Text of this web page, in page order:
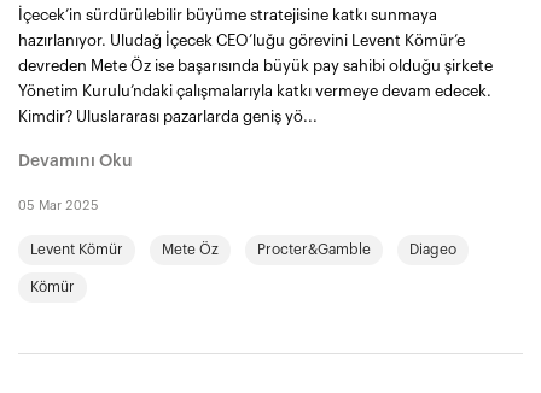
İçecek’in sürdürülebilir büyüme stratejisine katkı sunmaya
hazırlanıyor. Uludağ İçecek CEO’luğu görevini Levent Kömür’e
devreden Mete Öz ise başarısında büyük pay sahibi olduğu şirkete
Yönetim Kurulu’ndaki çalışmalarıyla katkı vermeye devam edecek.
Kimdir? Uluslararası pazarlarda geniş yö...
Devamını Oku
05 Mar 2025
Levent Kömür Mete Öz Procter&Gamble Diageo
Kömür